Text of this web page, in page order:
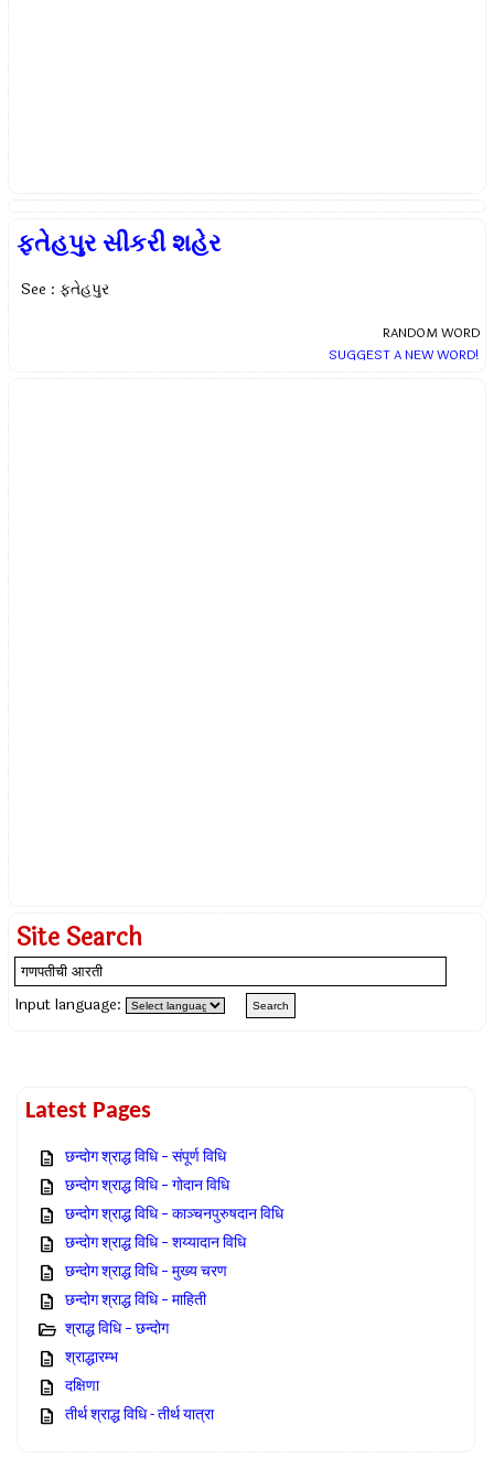
ફતેહપુર સીકરી શહેર
See : ફતેહપુર
RANDOM WORD
SUGGEST A NEW WORD!
Site Search
Input language:
Latest Pages
छन्दोग श्राद्ध विधि – संपूर्ण विधि
छन्दोग श्राद्ध विधि – गोदान विधि
छन्दोग श्राद्ध विधि – काञ्चनपुरुषदान विधि
छन्दोग श्राद्ध विधि – शय्यादान विधि
छन्दोग श्राद्ध विधि – मुख्य चरण
छन्दोग श्राद्ध विधि – माहिती
श्राद्ध विधि – छन्दोग
श्राद्धारम्भ
दक्षिणा
तीर्थ श्राद्ध विधि - तीर्थ यात्रा